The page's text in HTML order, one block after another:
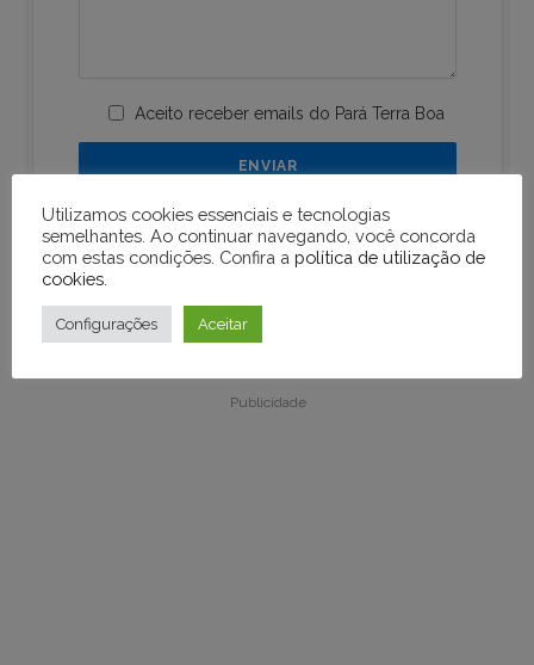
Aceito receber emails do Pará Terra Boa
Publicidade
Publicidade
Utilizamos cookies essenciais e tecnologias
semelhantes. Ao continuar navegando, você concorda
com estas condições. Confira a política de utilização de
cookies
Configurações Aceitar